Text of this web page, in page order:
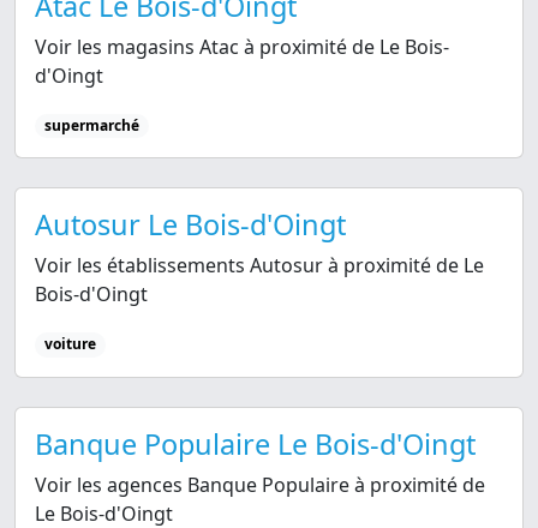
Voir les magasins Atac à proximité de Le Bois-
d'Oingt
supermarché
Autosur Le Bois-d'Oingt
Voir les établissements Autosur à proximité de Le
Bois-d'Oingt
voiture
Banque Populaire Le Bois-d'Oingt
Voir les agences Banque Populaire à proximité de
Le Bois-d'Oingt